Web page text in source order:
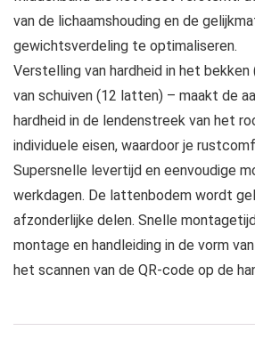
van de lichaamshouding en de
gewichtsverdeling te optimaliseren.
Verstelling van hardheid in het bekken
van schuiven (12 latten) – maakt de
hardheid in de lendenstreek van het
individuele eisen, waardoor je
Supersnelle levertijd en eenvoudige
werkdagen. De lattenbodem wordt
afzonderlijke delen. Snelle
montage en handleiding in de vorm
het scannen van de QR-code op de